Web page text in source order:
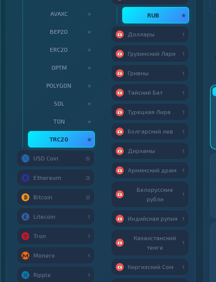
AVAXC ★
BEP20 ★
ERC20 ★
OPTM ★
POLYGON ★
SOL ★
TON ★
TRC20 ★
USD Coin 5
Ethereum 3
Bitcoin 2
Litecoin 1
Tron 1
Monero 1
Ripple 1
RUB ★
Доллары 1
Грузинский Лари 1
Гривны 1
Тайский Бат 1
Турецкая Лира 1
Болгарский лев 1
Дирхамы 1
Армянский драм 1
Белорусские
рубли
1
Индийская рупия 1
Казахстанский
тенге
1
Киргизский Сом 1